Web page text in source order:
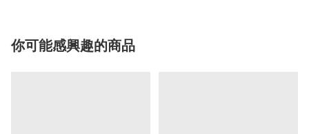
你可能感興趣的商品